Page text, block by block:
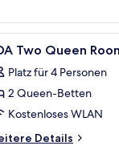
Zimmersafe
4 Two Queen
Platz für 4 Personen
2 Queen-Betten
Kostenloses WLAN
Details